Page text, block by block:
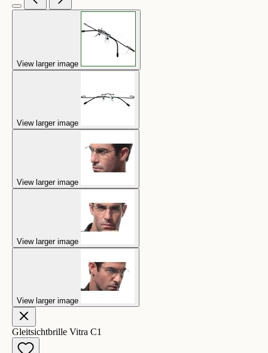
View larger image
View larger image
View larger image
View larger image
View larger image
Gleitsichtbrille Vitra C1